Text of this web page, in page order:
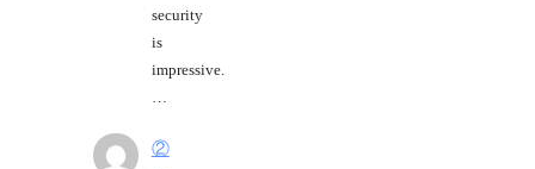
security
is
impressive.
…
②